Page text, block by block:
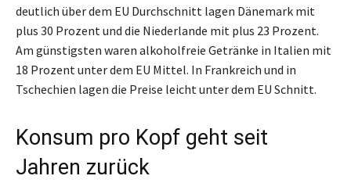
deutlich über dem EU Durchschnitt lagen Dänemark mit
plus 30 Prozent und die Niederlande mit plus 23 Prozent.
Am günstigsten waren alkoholfreie Getränke in Italien mit
18 Prozent unter dem EU Mittel. In Frankreich und in
Tschechien lagen die Preise leicht unter dem EU Schnitt.
Konsum pro Kopf geht seit
Jahren zurück